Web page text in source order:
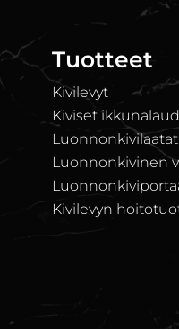
Tuotteet
Kivilevyt
Kiviset
Luonnonkivilaatat
Luonnonkivinen
Kivilevyn